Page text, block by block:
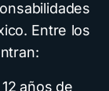
Entre los
años de